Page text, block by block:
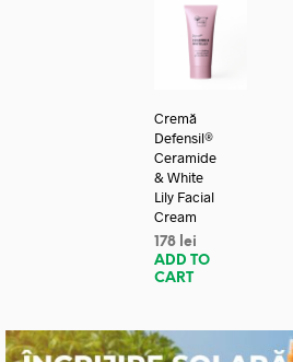
Cremă
Defensil®
Ceramide
& White
Lily Facial
Cream
178 lei
ADD TO
CART